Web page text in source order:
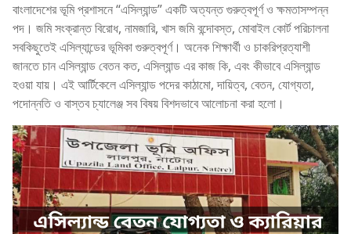
বাংলাদেশের ভূমি প্রশাসনে “এসিল্যান্ড” একটি অত্যন্ত গুরুত্বপূর্ণ ও ক্ষমতাসম্পন্ন
পদ। জমি সংক্রান্ত বিরোধ, নামজারি, খাস জমি বন্দোবস্ত, মোবাইল কোর্ট পরিচালনা
সবকিছুতেই এসিল্যান্ডের ভূমিকা গুরুত্বপূর্ণ। অনেক শিক্ষার্থী ও চাকরিপ্রত্যাশী
জানতে চান এসিল্যান্ড বেতন কত, এসিল্যান্ড এর কাজ কি, এবং কীভাবে এসিল্যান্ড
হওয়া যায়। এই আর্টিকেলে এসিল্যান্ড পদের কাঠামো, দায়িত্ব, বেতন, যোগ্যতা,
পদোন্নতি ও বাস্তব চ্যালেঞ্জ সব বিষয় বিশদভাবে আলোচনা করা হলো।